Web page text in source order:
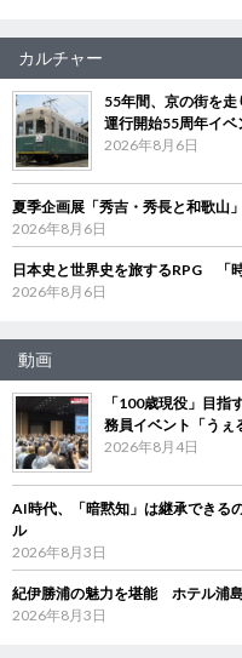
カルチャー
55年間、京の街を
運行開始55周年イベ
2026年8月6日
夏季企画展「秀吉・秀長と和歌
2026年8月6日
日本史と世界史を旅するRPG 「
2026年8月6日
動画
「100歳現役」目
務員イベント「うぇ
2026年8月4日
AI時代、「暗黙知」は継承でき
ル
2026年8月3日
紀伊勝浦の魅力を堪能 ホテル浦
2026年8月3日